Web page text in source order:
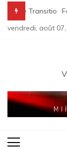
content
Le bilan
Faites vos
vendredi, août